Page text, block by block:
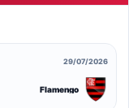
29/07/2026
Flamengo